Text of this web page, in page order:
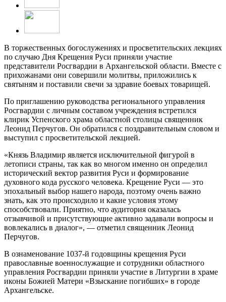
В торжественных богослужениях и просветительских лекциях
по случаю Дня Крещения Руси приняли участие
представители Росгвардии в Архангельской области. Вместе с
прихожанами они совершили молитвы, приложились к
святыням и поставили свечи за здравие боевых товарищей.
По приглашению руководства регионального управления
Росгвардии с личным составом учреждения встретился
клирик Успенского храма областной столицы священник
Леонид Перчугов. Он обратился с поздравительным словом и
выступил с просветительской лекцией.
«Князь Владимир является исключительной фигурой в
летописи страны, так как во многом именно он определил
исторический вектор развития Руси и формирование
духовного кода русского человека. Крещение Руси — это
эпохальный выбор нашего народа, поэтому очень важно
знать, как это происходило и какие условия этому
способствовали. Приятно, что аудитория оказалась
отзывчивой и присутствующие активно задавали вопросы и
вовлекались в диалог», — отметил священник Леонид
Перчугов.
В ознаменование 1037-й годовщины крещения Руси
православные военнослужащие и сотрудники областного
управления Росгвардии приняли участие в Литургии в храме
иконы Божией Матери «Взыскание погибших» в городе
Архангельске.